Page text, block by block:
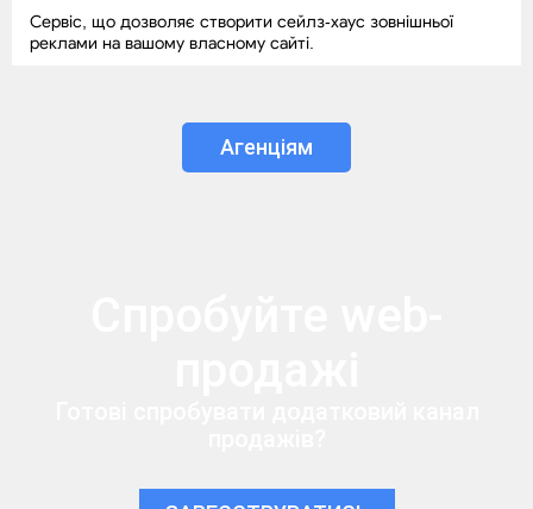
Сервіс, що дозволяє створити сейлз-хаус зовнішньої
реклами на вашому власному сайті.
Агенціям